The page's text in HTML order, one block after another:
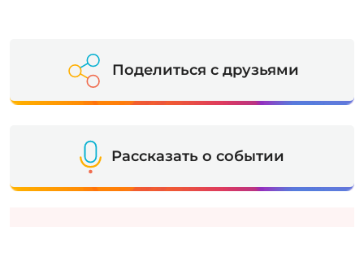
Поделиться с друзьями
Рассказать о событии